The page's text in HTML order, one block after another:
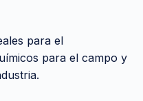
para el
para el campo y